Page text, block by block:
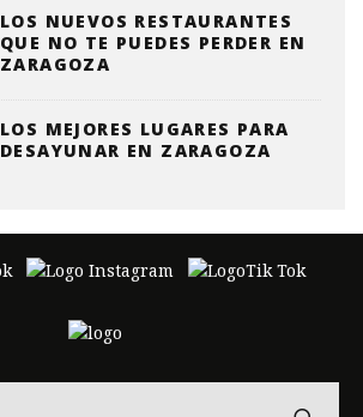
LOS NUEVOS RESTAURANTES
QUE NO TE PUEDES PERDER EN
ZARAGOZA
LOS MEJORES LUGARES PARA
DESAYUNAR EN ZARAGOZA